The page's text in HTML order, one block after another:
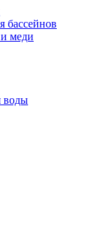
бассейнов
меди
воды